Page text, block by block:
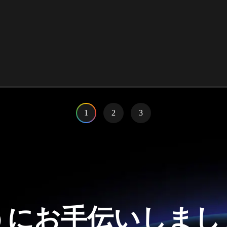
1 2 3
お手伝いしま